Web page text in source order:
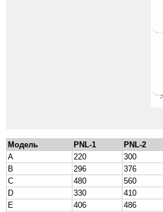
Модель PNL-1
PNL-2
A
220
300
B
296
376
C
480
560
D
330
410
E
406
486